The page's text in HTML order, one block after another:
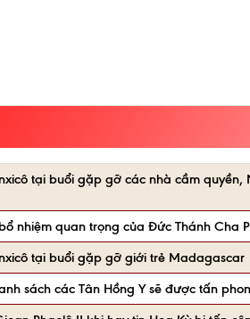
tại buổi gặp gỡ các nhà cầm
nhiệm quan trọng của Đức Thánh Cha
tại buổi gặp gỡ giới trẻ Madagascar
sách các Tân Hồng Y sẽ được tấn